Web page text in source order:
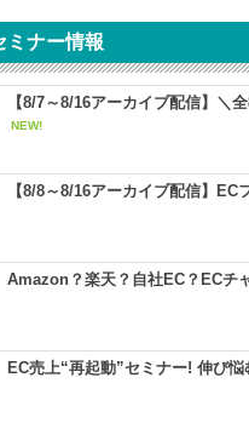
ミナー情報
【8/7～8/16アーカイブ配信】＼
NEW!
【8/8～8/16アーカイブ配信】EC
Amazon？楽天？自社EC？ECチ
EC売上“再起動”セミナー! 伸び